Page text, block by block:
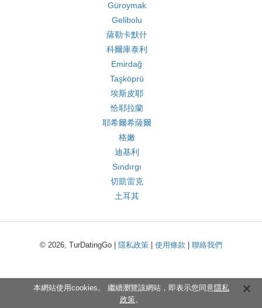
Güroymak
Gelibolu
薩勒卡默什
科爾庫泰利
Emirdağ
Taşköprü
埃斯皮耶
恰耶拉蘭
耶希爾希薩爾
格嫩
迪基利
Sındırgı
切凱雷克
土耳其
© 2026, TurDatingGo | 隱私政策 使用條款 聯絡我們
本網站使用cookies。 繼續瀏覽該網站，即表示您同意隱私
政策。